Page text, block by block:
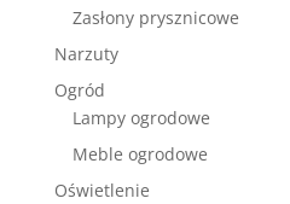
Zasłony prysznicowe
Narzuty
Ogród
Lampy ogrodowe
Meble ogrodowe
Oświetlenie